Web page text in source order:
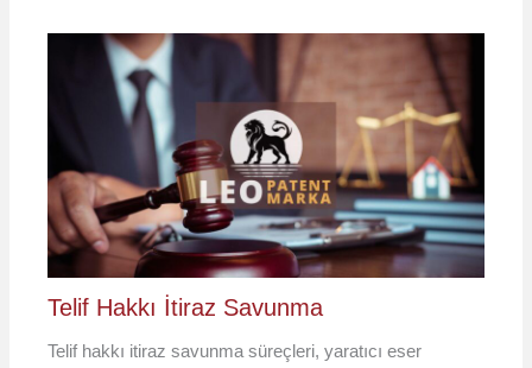
Telif Hakkı İtiraz Savunma
Telif hakkı itiraz savunma süreçleri, yaratıcı eser